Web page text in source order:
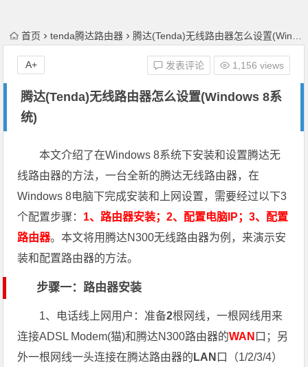
首页 tenda腾达路由器 腾达(Tenda)无线路由器怎么设置(Windows 8系统)
腾达(Tenda)无线路由器怎么设置(Windows 8系
统)
发表评论 1,156 views
A+
本文介绍了在Windows 8系统下安装和设置腾达无
线路由器的方法，一台全新的腾达无线路由器，在
Windows 8电脑下完成安装和上网设置，需要经过以下3
个配置步骤： 1、路由器安装；2、配置电脑IP；3、配置
路由器。本文将用腾达N300无线路由器为例，来演示安
装和配置路由器的方法。
步骤一：路由器安装
1、电话线上网用户：准备2根网线，一根网线用来
连接ADSL Modem(猫)和腾达N300路由器的WAN 口；另
外一根网线一头连接在腾达路由器的 LAN 口（1/2/3/4）